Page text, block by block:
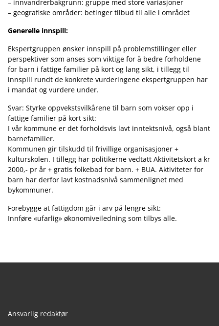
– innvandrerbakgrunn: gruppe med store variasjoner
– geografiske områder: betinger tilbud til alle i området
Generelle innspill:
Ekspertgruppen ønsker innspill på problemstillinger eller
perspektiver som anses som viktige for å bedre forholdene
for barn i fattige familier på kort og lang sikt, i tillegg til
innspill rundt de konkrete vurderingene ekspertgruppen har
i mandat og vurdere under.
Svar: Styrke oppvekstsvilkårene til barn som vokser opp i
fattige familier på kort sikt:
I vår kommune er det forholdsvis lavt inntektsnivå, også blant
barnefamilier.
Kommunen gir tilskudd til frivillige organisasjoner +
kulturskolen. I tillegg har politikerne vedtatt Aktivitetskort a kr
2000,- pr år + gratis folkebad for barn. + BUA. Aktiviteter for
barn har derfor lavt kostnadsnivå sammenlignet med
bykommuner.
Forebygge at fattigdom går i arv på lengre sikt:
Innføre «ufarlig» økonomiveiledning som tilbys alle.
Ansvarlig redaktør